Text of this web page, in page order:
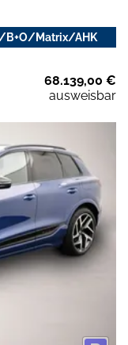
B+O/Matrix/AHK
68.139,00 €
ausweisbar